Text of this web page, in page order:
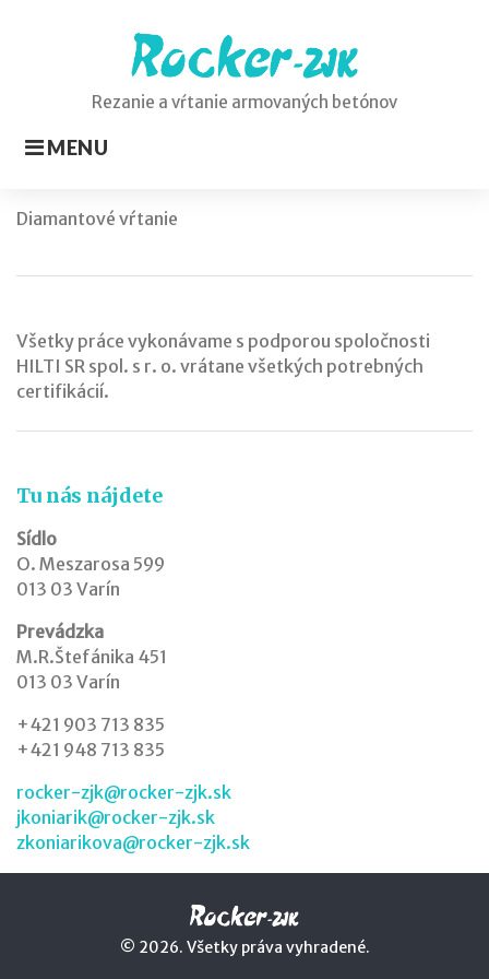
Rezanie a vŕtanie armovaných betónov
MENU
Diamantové
vŕtanie
Diamantové vŕtanie
Všetky práce vykonávame s podporou spoločnosti
HILTI SR spol. s r. o. vrátane všetkých potrebných
certifikácií.
Tu nás nájdete
Sídlo
O. Meszarosa 599
013 03 Varín
Prevádzka
M.R.Štefánika 451
013 03 Varín
+421 903 713 835
+421 948 713 835
rocker-zjk@rocker-zjk.sk
jkoniarik@rocker-zjk.sk
zkoniarikova@rocker-zjk.sk
© 2026. Všetky práva vyhradené.